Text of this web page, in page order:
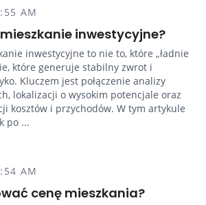
AM
inwestycyjne?
inwestycyjne to nie to, które „ładnie
które generuje stabilny zwrot i
Kluczem jest połączenie analizy
lokalizacji o wysokim potencjale oraz
kosztów i przychodów. W tym artykule
po ...
AM
cenę mieszkania?